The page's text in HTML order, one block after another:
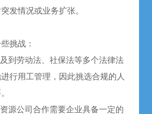
发情况或业务扩张。
挑战：
到劳动法、社保法等多个法律法
行用工管理，因此挑选合规的人
源公司合作需要企业具备一定的